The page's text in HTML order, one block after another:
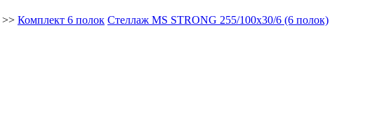
>> Комплект 6 полок Стеллаж MS STRONG 255/100х30/6 (6 полок)